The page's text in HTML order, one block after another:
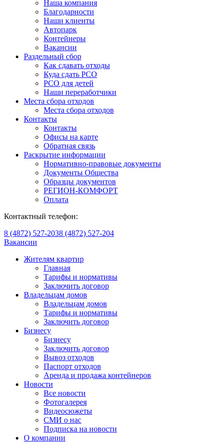
Наша компания
Благодарности
Наши клиенты
Автопарк
Контейнеры
Вакансии
Раздельный сбор
Как сдавать отходы
Куда сдать РСО
РСО для детей
Наши переработчики
Места сбора отходов
Места сбора отходов
Контакты
Контакты
Офисы на карте
Обратная связь
Раскрытие информации
Нормативно-правовые документы
Документы Общества
Образцы документов
РЕГИОН-КОМФОРТ
Оплата
Контактный телефон:
8 (4872) 527-2038 (4872) 527-204
Вакансии
Жителям квартир
Главная
Тарифы и нормативы
Заключить договор
Владельцам домов
Владельцам домов
Тарифы и нормативы
Заключить договор
Бизнесу
Бизнесу
Заключить договор
Вывоз отходов
Паспорт отходов
Аренда и продажа контейнеров
Новости
Все новости
Фотогалерея
Видеосюжеты
СМИ о нас
Подписка на новости
О компании